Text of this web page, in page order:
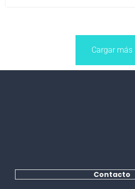
Cargar más
Contacto